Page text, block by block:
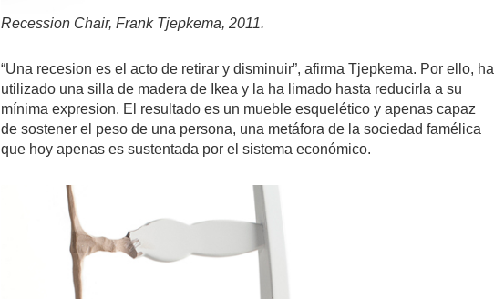
Recession Chair, Frank Tjepkema, 2011.
“Una recesion es el acto de retirar y disminuir”, afirma Tjepkema. Por ello, ha
utilizado una silla de madera de Ikea y la ha limado hasta reducirla a su
mínima expresion. El resultado es un mueble esquelético y apenas capaz
de sostener el peso de una persona, una metáfora de la sociedad famélica
que hoy apenas es sustentada por el sistema económico.